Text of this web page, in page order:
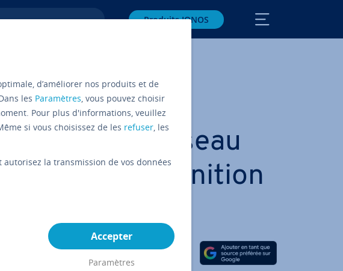
Produits IONOS
ce qu’un réseau
? Dé­fi­ni­tion
Partager sur Facebook
Partager sur Twitter
Partager sur LinkedIn
d’améliorer nos produits et de
les Paramètres, vous pouvez choisir
Pour plus d'informations, veuillez
si vous choisissez de les refuser, les
la transmission de vos données
Accepter
Paramètres